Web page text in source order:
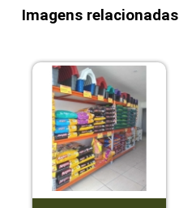
Imagens relacionadas